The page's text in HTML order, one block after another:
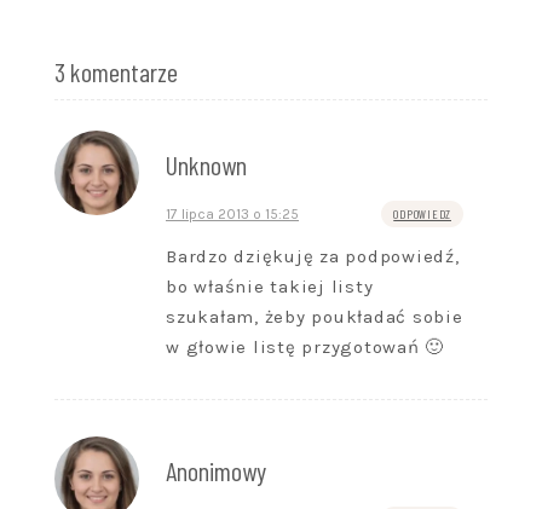
3 komentarze
Unknown
17 lipca 2013 o 15:25 ODPOWIEDZ
Bardzo dziękuję za podpowiedź,
bo właśnie takiej listy
szukałam, żeby poukładać sobie
w głowie listę przygotowań 🙂
Anonimowy